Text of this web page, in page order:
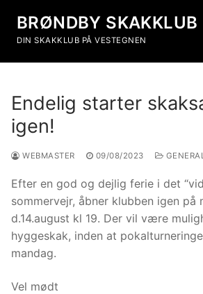
BRØNDBY SKAKKLUB
DIN SKAKKLUB PÅ VESTEGNEN
Endelig starter
igen!
WEBMASTER 09/08/2023
Efter en god og dejlig ferie i det
sommervejr, åbner klubben igen på
d.14.august kl 19. Der vil være
hyggeskak, inden at
mandag.
Vel mødt